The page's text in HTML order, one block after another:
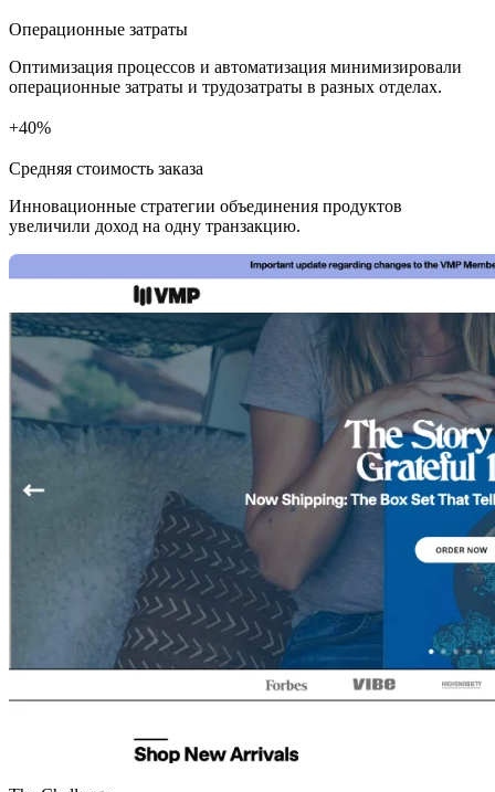
Операционные затраты
Оптимизация процессов и автоматизация минимизировали
операционные затраты и трудозатраты в разных отделах.
+ %
Средняя стоимость заказа
Инновационные стратегии объединения продуктов
увеличили доход на одну транзакцию.